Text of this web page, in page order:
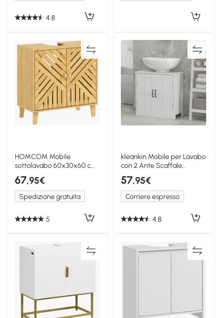
4.8
HOMCOM Mobile
sottolavabo 60x30x60 cm
Legno Naturale
67,95€
Spedizione gratuita
5
kleankin Mobile per Lavabo
con 2 Ante Scaffale
Regolabile, Bianco
57,95€
Corriere espresso
4.8